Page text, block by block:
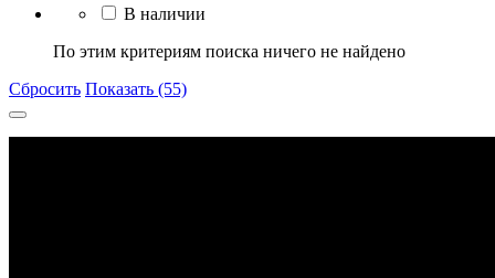
В наличии
По этим критериям поиска ничего не найдено
Сбросить Показать (55)